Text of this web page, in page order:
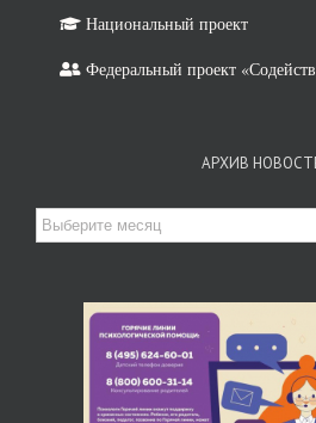
Национальный проект
Федеральный проект
АРХИВ
Архив
новостей